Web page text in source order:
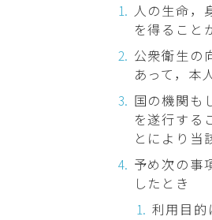
人の生命，
を得ること
公衆衛生の
あって，本
国の機関も
を遂行する
とにより当
予め次の事
したとき
利用目的